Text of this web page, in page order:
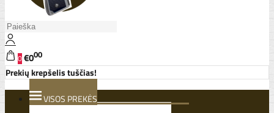
0€000
Prekių krepšelis tuščias!
VISOS PREKĖS